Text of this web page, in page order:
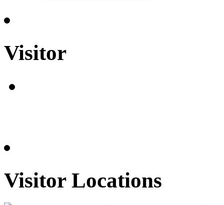
Visitor
Visitor Locations